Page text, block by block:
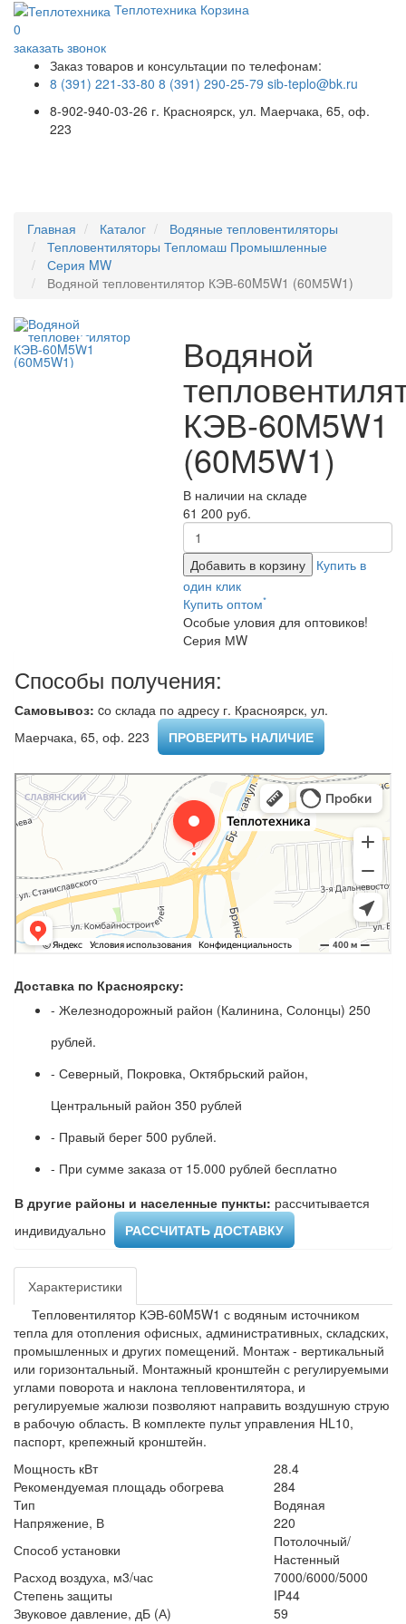
Теплотехника Корзина
0
заказать звонок
Заказ товаров и консультации по телефонам:
8 (391) 221-33-80 8 (391) 290-25-79 sib-teplo@bk.ru
8-902-940-03-26 г. Красноярск, ул. Маерчака, 65, оф.
223
Главная Каталог
Водяные тепловентиляторы
Тепловентиляторы Тепломаш Промышленные
Серия MW
Водяной тепловентилятор КЭВ-60M5W1 (60М5W1)
Водяной
КЭВ-60M5W1
(60М5W1)
В наличии на складе
61 200 руб.
Добавить в корзину
Купить в
один клик
Купить оптом*
Особые уловия для оптовиков!
Серия МW
Способы получения:
Самовывоз: cо склада по адресу г. Красноярск, ул.
Маерчака, 65, оф. 223 ​
ПРОВЕРИТЬ НАЛИЧИЕ
Доставка по Красноярску:
- Железнодорожный район (Калинина, Солонцы) 250
рублей.
- Северный, Покровка, Октябрьский район,
Центральный район 350 рублей
- Правый берег 500 рублей.
- При сумме заказа от 15.000 рублей бесплатно
В другие районы и населенные пункты: рассчитывается
индивидуально ​
РАССЧИТАТЬ ДОСТАВКУ
Характеристики
Тепловентилятор КЭВ-60M5W1 с водяным источником
тепла для отопления офисных, административных, складских,
промышленных и других помещений. Монтаж - вертикальный
или горизонтальный. Монтажный кронштейн с регулируемыми
углами поворота и наклона тепловентилятора, и
регулируемые жалюзи позволяют направить воздушную струю
в рабочую область. В комплекте пульт управления HL10,
паспорт, крепежный кронштейн.
Мощность кВт
28.4
Рекомендуемая площадь обогрева
284
Тип
Водяная
Напряжение, В
220
Способ установки
Потолочный/
Настенный
Расход воздуха, м3/час
7000/6000/5000
Степень защиты
IP44
Звуковое давление, дБ (А)
59